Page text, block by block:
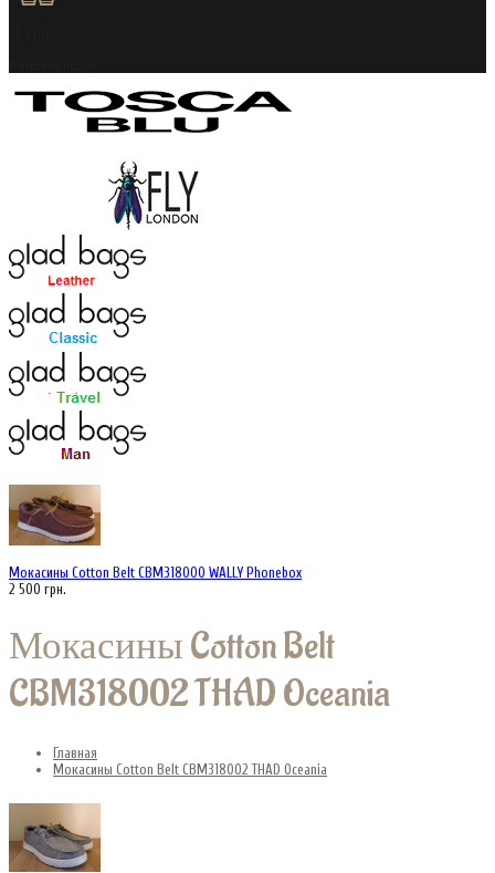
Мокасины Cotton Belt CBM318000 WALLY Phonebox
2 500 грн.
Мокасины Cotton Belt
CBM318002 THAD Oceania
Главная
Мокасины Cotton Belt CBM318002 THAD Oceania